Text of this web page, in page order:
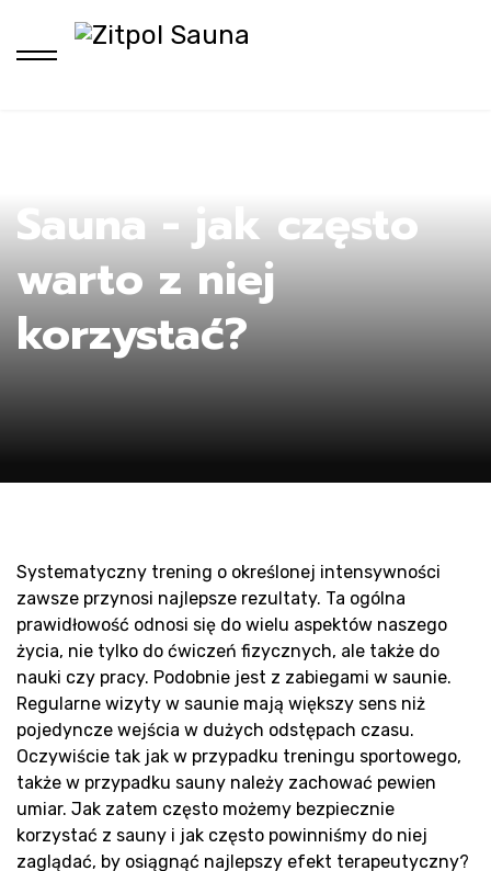
Sauna - jak często
warto z niej
korzystać?
Systematyczny trening o określonej intensywności
zawsze przynosi najlepsze rezultaty. Ta ogólna
prawidłowość odnosi się do wielu aspektów naszego
życia, nie tylko do ćwiczeń fizycznych, ale także do
nauki czy pracy. Podobnie jest z zabiegami w saunie.
Regularne wizyty w saunie mają większy sens niż
pojedyncze wejścia w dużych odstępach czasu.
Oczywiście tak jak w przypadku treningu sportowego,
także w przypadku sauny należy zachować pewien
umiar. Jak zatem często możemy bezpiecznie
korzystać z sauny i jak często powinniśmy do niej
zaglądać, by osiągnąć najlepszy efekt terapeutyczny?